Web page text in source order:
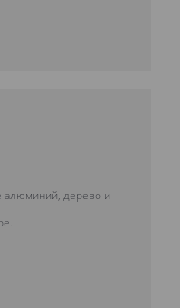
алюминий, дерево и